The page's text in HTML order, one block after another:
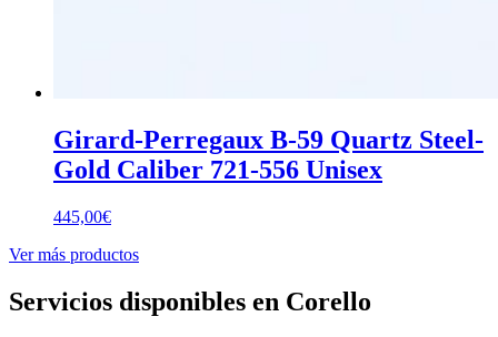
Girard-Perregaux B-59 Quartz Steel-
Gold Caliber 721-556 Unisex
445,00€
Ver más productos
Servicios disponibles en Corello